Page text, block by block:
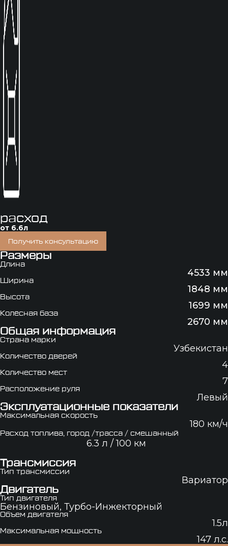
расход
от 6.6л
Получить консультацию
Размеры
Длина
4533 мм
Ширина
1848 мм
Высота
1699 мм
Колёсная база
2670 мм
Общая информация
Страна марки
Узбекистан
Количество дверей
4
Количество мест
7
Расположение руля
Левый
Эксплуатационные показатели
Максимальная скорость
180 км/ч
Расход топлива, город /трасса / смешанный
6.3 л / 100 км
Трансмиссия
Тип трансмиссии
Вариатор
Двигатель
Тип двигателя
Бензиновый, Турбо-Инжекторный
Объем двигателя
1.5л
Максимальная мощность
147 л.с.